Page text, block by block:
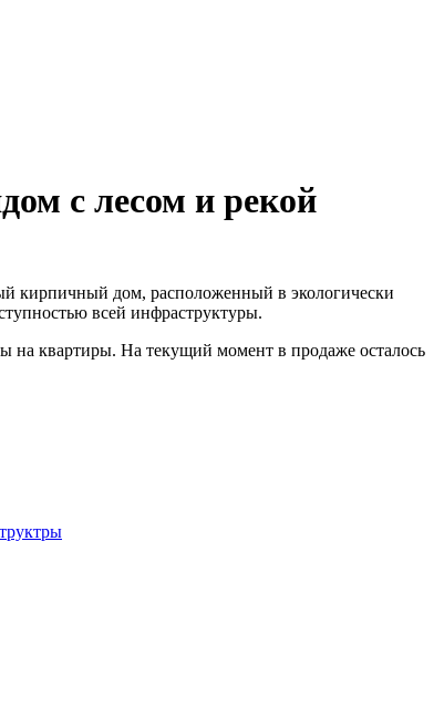
с лесом и рекой
кирпичный дом, расположенный в экологически
всей инфраструктуры.
на квартиры. На текущий момент в продаже осталось